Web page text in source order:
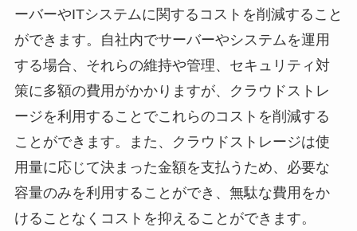
ーバーやITシステムに関するコストを削減すること
ができます。自社内でサーバーやシステムを運用
する場合、それらの維持や管理、セキュリティ対
策に多額の費用がかかりますが、クラウドストレ
ージを利用することでこれらのコストを削減する
ことができます。また、クラウドストレージは使
用量に応じて決まった金額を支払うため、必要な
容量のみを利用することができ、無駄な費用をか
けることなくコストを抑えることができます。